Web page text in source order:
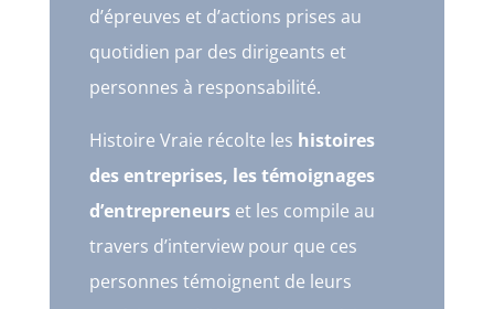
d’épreuves et d’actions prises au
quotidien par des dirigeants et
personnes à responsabilité.
Histoire Vraie récolte les histoires
des entreprises, les témoignages
d’entrepreneurset les compile au
travers d’interview pour que ces
personnes témoignent de leurs